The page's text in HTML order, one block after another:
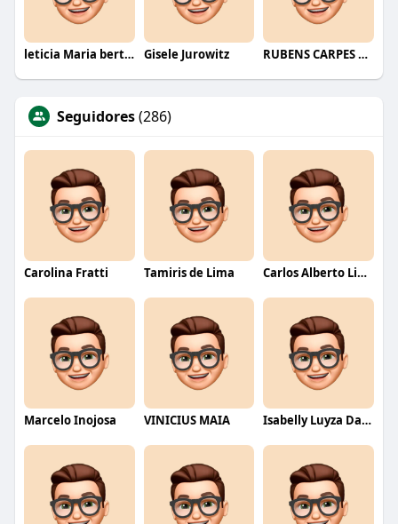
leticia Maria bertino Mello de andrade Gisele Jurowitz RUBENS CARPES MAZZUCCO
Seguidores(286)
Carolina Fratti Tamiris de Lima Carlos Alberto Lima
Marcelo Inojosa VINICIUS MAIA Isabelly Luyza Da Costa melo